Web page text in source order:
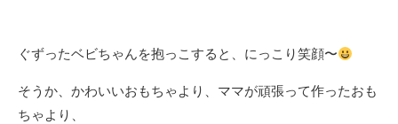
ぐずったベビちゃんを抱っこすると、にっこり笑顔〜
そうか、かわいいおもちゃより、ママが頑張って作ったおも
ちゃより、